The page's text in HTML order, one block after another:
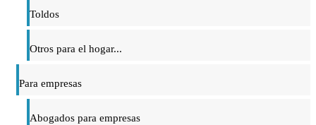
Toldos
Otros para el hogar...
Para empresas
Abogados para empresas